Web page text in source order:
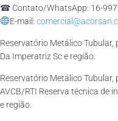
☎ Contato/WhatsApp: 16-
E-mail:
Reservatório Metálico
Da Imperatriz Sc e região.
Reservatório Metálico
AVCB/RTI Reserva técnica de
e região.